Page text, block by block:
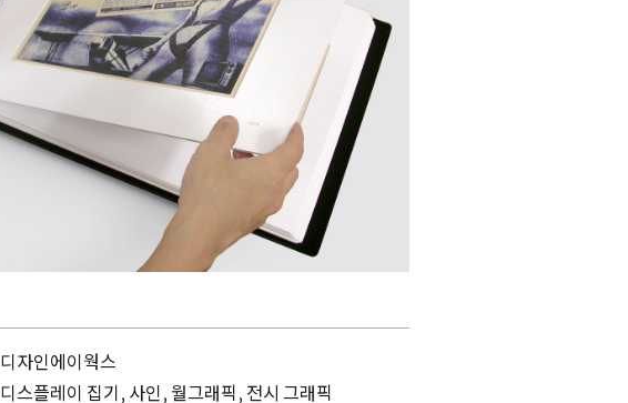
디자인에이웍스
디스플레이 집기, 사인, 월그래픽, 전시 그래픽